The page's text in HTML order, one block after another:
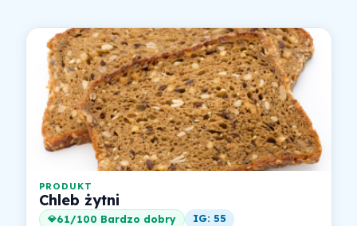
PRODUKT
Chleb żytni
💎61/100 Bardzo dobry IG: 55